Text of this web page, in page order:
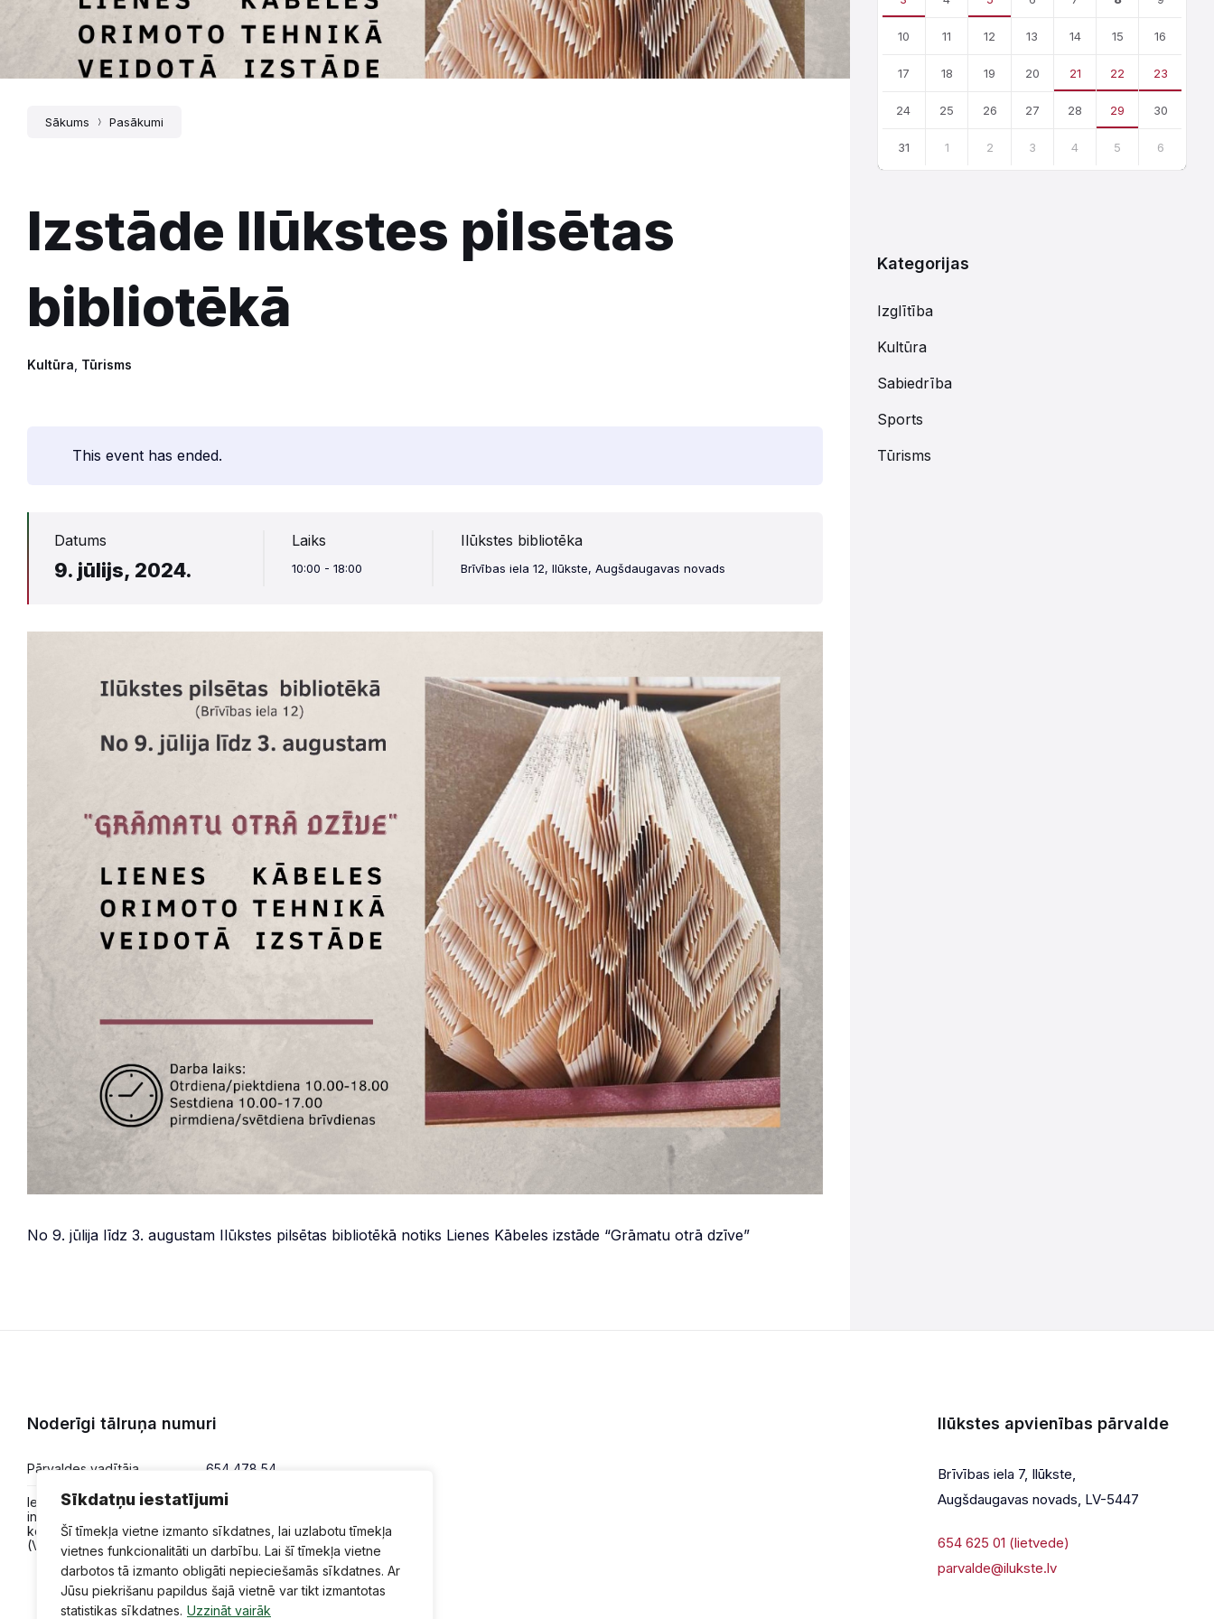
Sīkdatņu iestatījumi
Šī tīmekļa vietne izmanto sīkdatnes, lai uzlabotu tīmekļa
vietnes funkcionalitāti un darbību. Lai šī tīmekļa vietne
darbotos tā izmanto obligāti nepieciešamās sīkdatnes. Ar
Jūsu piekrišanu papildus šajā vietnē var tikt izmantotas
statistikas sīkdatnes. Uzzināt vairāk
Sākums Pasākumi
Izstāde Ilūkstes pilsētas
bibliotēkā
Kultūra Tūrisms
This event has ended.
Datums
9. jūlijs, 2024.
Laiks
10:00 - 18:00
Ilūkstes bibliotēka
Brīvības iela 12, Ilūkste, Augšdaugavas novads
No 9. jūlija līdz 3. augustam Ilūkstes pilsētas bibliotēkā notiks Lienes Kābeles izstāde “Grāmatu otrā dzīve”
10 11 12 13 14 15 16
17 18 19 20 21 22 23
24 25 26 27 28 29 30
31 1 2 3 4 5 6
Kategorijas
Izglītība
Kultūra
Sabiedrība
Sports
Tūrisms
Noderīgi tālruņa numuri
Pārvaldes vadītāja 654 478 54
Iesniegumi,
informācija,
konsultācijas
(VPVKAC)
654 478 50
Ilūkstes apvienības pārvalde
Brīvības iela 7, Ilūkste,
Augšdaugavas novads, LV-5447
654 625 01 (lietvede)
parvalde@ilukste.lv